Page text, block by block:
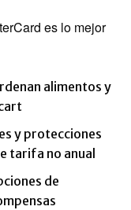
es lo mejor
alimentos y
y protecciones
tarifa no anual
de